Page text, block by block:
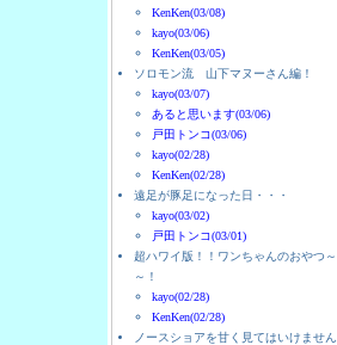
KenKen(03/08)
kayo(03/06)
KenKen(03/05)
ソロモン流 山下マヌーさん編！
kayo(03/07)
あると思います(03/06)
戸田トンコ(03/06)
kayo(02/28)
KenKen(02/28)
遠足が豚足になった日・・・
kayo(03/02)
戸田トンコ(03/01)
超ハワイ版！！ワンちゃんのおやつ～
～！
kayo(02/28)
KenKen(02/28)
ノースショアを甘く見てはいけません